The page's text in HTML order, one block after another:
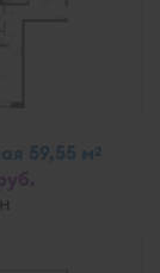
59,55 м2